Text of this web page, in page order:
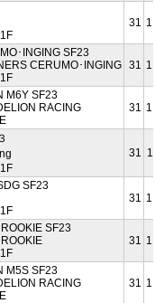
31
･INGING SF23
CERUMO･INGING 31
M6Y SF23
RACING
31
31
SF23
31
SF23
31
M5S SF23
RACING
31